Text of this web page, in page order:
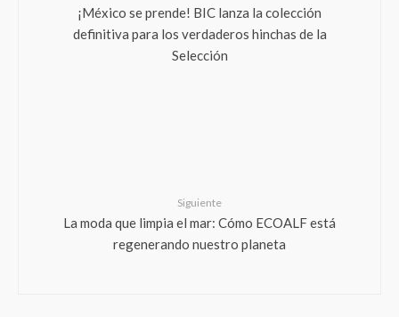
¡México se prende! BIC lanza la colección
definitiva para los verdaderos hinchas de la
Selección
Siguiente
La moda que limpia el mar: Cómo ECOALF está
regenerando nuestro planeta